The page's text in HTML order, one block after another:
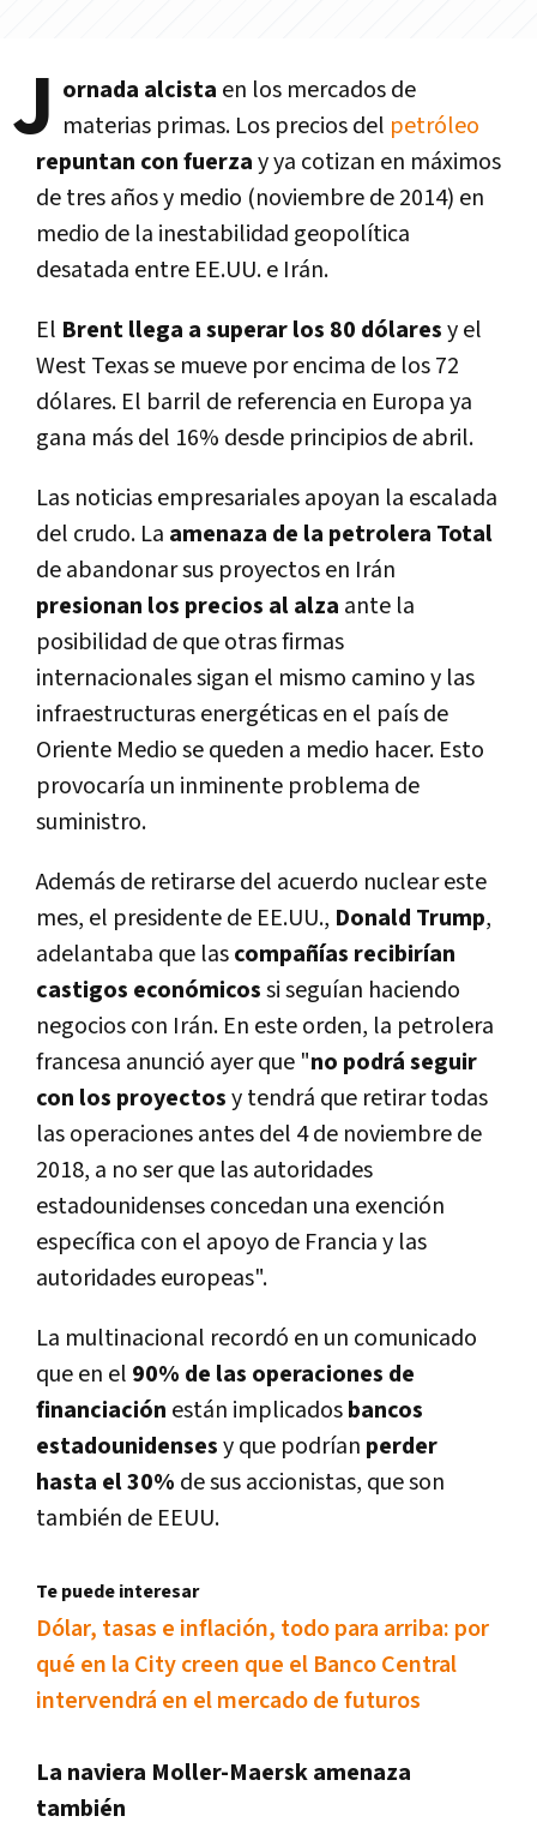
J ornada alcista en los mercados de
materias primas. Los precios del petróleo
repuntan con fuerzay ya cotizan en máximos
de tres años y medio (noviembre de 2014) en
medio de la inestabilidad geopolí­tica
desatada entre EE.UU. e Irán.
El Brent llega a superar los 80 dólaresy el
West Texas se mueve por encima de los 72
dólares. El barril de referencia en Europa ya
gana más del 16% desde principios de abril.
Las noticias empresariales apoyan la escalada
del crudo. La amenaza de la petrolera Total
de abandonar sus proyectos en Irán
presionan los precios al alza ante la
posibilidad de que otras firmas
internacionales sigan el mismo camino y las
infraestructuras energéticas en el paí­s de
Oriente Medio se queden a medio hacer. Esto
provocarí­a un inminente problema de
suministro.
Además de retirarse del acuerdo nuclear este
mes, el presidente de EE.UU., Donald Trump,
adelantaba que lascompañí­as recibirí­an
castigos económicossi seguí­an haciendo
negocios con Irán. En este orden, la petrolera
francesa anunció ayer que "no podrá seguir
con los proyectosy tendrá que retirar todas
las operaciones antes del 4 de noviembre de
2018, a no ser que las autoridades
estadounidenses concedan una exención
especí­fica con el apoyo de Francia y las
autoridades europeas".
La multinacional recordó en un comunicado
que en el 90% de las operaciones de
financiación están implicadosbancos
estadounidensesy que podrí­an perder
hasta el 30% de sus accionistas, que son
también de EEUU.
Te puede interesar
Dólar, tasas e inflación, todo para arriba: por
qué en la City creen que el Banco Central
intervendrá en el mercado de futuros
La naviera Moller-Maersk amenaza
también